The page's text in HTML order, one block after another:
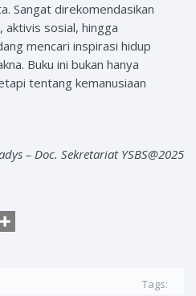
Sangat direkomendasikan
aktivis sosial, hingga
mencari inspirasi hidup
Buku ini bukan hanya
tentang kemanusiaan
– Doc. Sekretariat YSBS@2025
Tags: